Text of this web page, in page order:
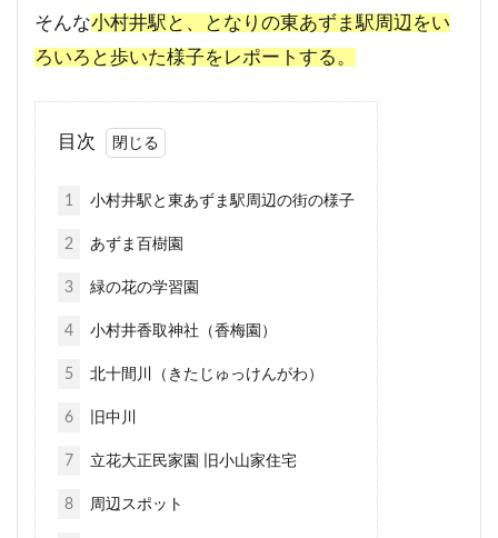
そんな小村井駅と、となりの東あずま駅周辺をい
ろいろと歩いた様子をレポートする。
目次
1 小村井駅と東あずま駅周辺の街の様子
2 あずま百樹園
3 緑の花の学習園
4 小村井香取神社（香梅園）
5 北十間川（きたじゅっけんがわ）
6 旧中川
7 立花大正民家園 旧小山家住宅
8 周辺スポット